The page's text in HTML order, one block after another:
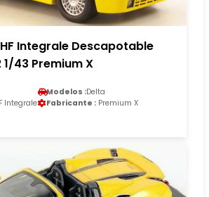
Integrale Descapotable
43 Premium X
Modelos :Delta
Integrale Fabricante : Premium X